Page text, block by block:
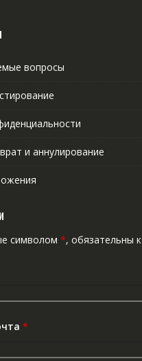
вопросы
и аннулирование
символом *, обязательны к
*